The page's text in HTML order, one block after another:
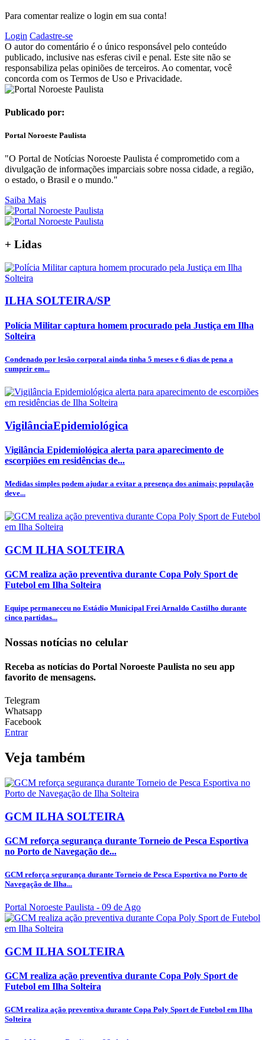
Para comentar realize o login em sua conta!
Login Cadastre-se
O autor do comentário é o único responsável pelo conteúdo
publicado, inclusive nas esferas civil e penal. Este site não se
responsabiliza pelas opiniões de terceiros. Ao comentar, você
concorda com os Termos de Uso e Privacidade.
Publicado por:
Portal Noroeste Paulista
"O Portal de Notícias Noroeste Paulista é comprometido com a
divulgação de informações imparciais sobre nossa cidade, a região,
o estado, o Brasil e o mundo."
Saiba Mais
+ Lidas
ILHA SOLTEIRA/SP
Polícia Militar captura homem procurado pela Justiça em Ilha
Solteira
Condenado por lesão corporal ainda tinha 5 meses e 6 dias de pena a
cumprir em...
VigilânciaEpidemiológica
Vigilância Epidemiológica alerta para aparecimento de
escorpiões em residências de...
Medidas simples podem ajudar a evitar a presença dos animais; população
deve...
GCM ILHA SOLTEIRA
GCM realiza ação preventiva durante Copa Poly Sport de
Futebol em Ilha Solteira
Equipe permaneceu no Estádio Municipal Frei Arnaldo Castilho durante
cinco partidas...
Nossas notícias no celular
Receba as notícias do Portal Noroeste Paulista no seu app
favorito de mensagens.
Telegram
Whatsapp
Facebook
Entrar
Veja também
GCM ILHA SOLTEIRA
GCM reforça segurança durante Torneio de Pesca Esportiva
no Porto de Navegação de...
GCM reforça segurança durante Torneio de Pesca Esportiva no Porto de
Navegação de Ilha...
Portal Noroeste Paulista - 09 de Ago
GCM ILHA SOLTEIRA
GCM realiza ação preventiva durante Copa Poly Sport de
Futebol em Ilha Solteira
GCM realiza ação preventiva durante Copa Poly Sport de Futebol em Ilha
Solteira